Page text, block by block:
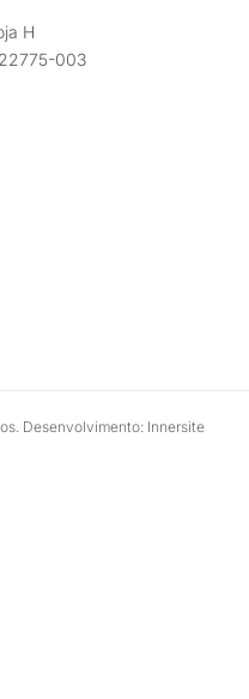
H
003
Desenvolvimento: Innersite